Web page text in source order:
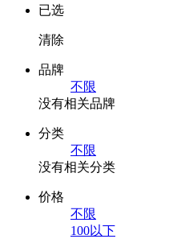
已选
清除
品牌
不限
没有相关品牌
分类
不限
没有相关分类
价格
不限
100以下